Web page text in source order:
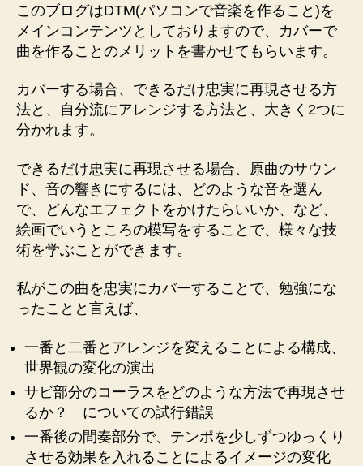
このブログはDTM(パソコンで音楽を作ること)を
メインコンテンツとしておりますので、カバーで
曲を作ることのメリットを書かせてもらいます。
カバーする場合、できるだけ忠実に再現させる方
法と、自分流にアレンジする方法と、大きく2つに
分かれます。
できるだけ忠実に再現させる場合、原曲のサウン
ド、音の響きにするには、どのような音を選ん
で、どんなエフェクトをかけたらいいか、など、
絵画でいうところの模写をすることで、様々な技
術を学ぶことができます。
私がこの曲を忠実にカバーすることで、勉強にな
ったことと言えば、
一番と二番とアレンジを変えることによる構成、
世界観の変化の演出
サビ部分のコーラスをどのような方法で再現させ
るか？ についての試行錯誤
一番後の間奏部分で、テンポを少しずつゆっくり
させる効果を入れることによるイメージの変化